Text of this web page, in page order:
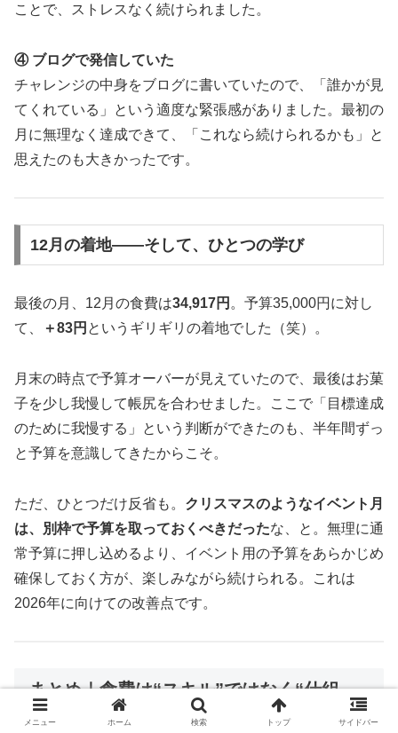
ことで、ストレスなく続けられました。
④ ブログで発信していた
チャレンジの中身をブログに書いていたので、「誰かが見
てくれている」という適度な緊張感がありました。最初の
月に無理なく達成できて、「これなら続けられるかも」と
思えたのも大きかったです。
12月の着地――そして、ひとつの学び
最後の月、12月の食費は34,917円 。予算35,000円に対し
て、
＋83円 というギリギリの着地でした（笑）。
月末の時点で予算オーバーが見えていたので、最後はお菓
子を少し我慢して帳尻を合わせました。ここで「目標達成
のために我慢する」という判断ができたのも、半年間ずっ
と予算を意識してきたからこそ。
ただ、ひとつだけ反省も。 クリスマスのようなイベント月
は、別枠で予算を取っておくべきだったな、と。無理に通
常予算に押し込めるより、イベント用の予算をあらかじめ
確保しておく方が、楽しみながら続けられる。これは
2026年に向けての改善点です。
まとめ｜食費は“スキル”ではなく“仕組
み”で改善できる
メニュー ホーム 検索 トップ サイドバー